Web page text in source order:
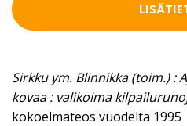
Sirkku ym. Blinnikka (toim.) :
kovaa : valikoima
kokoelmateos vuodelta 1995